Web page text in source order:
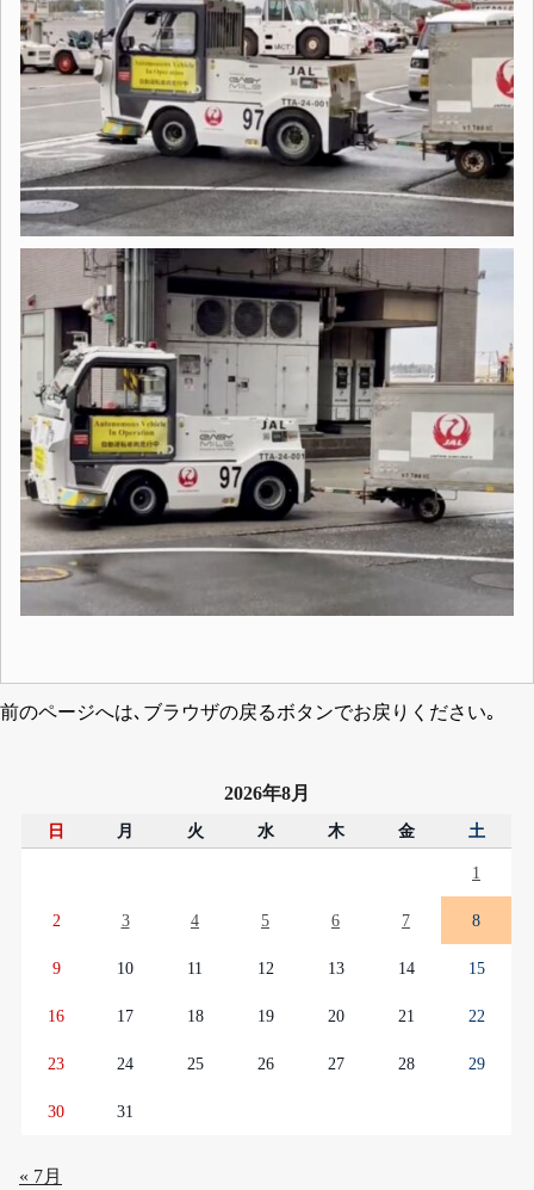
前のページへは､ブラウザの戻るボタンでお戻りください｡
2026年8月
日 月 火 水 木 金 土
1
2 3 4 5 6 7 8
9 10 11 12 13 14 15
16 17 18 19 20 21 22
23 24 25 26 27 28 29
30 31
« 7月